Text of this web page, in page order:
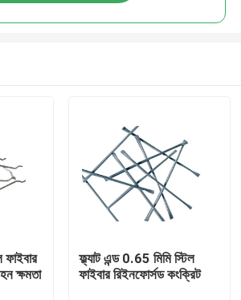
ফাইবার
ক্ষমতা
ফ্ল্যাট এন্ড 0.65 মিমি স্টিল
ফাইবার রিইনফোর্সড কংক্রিট